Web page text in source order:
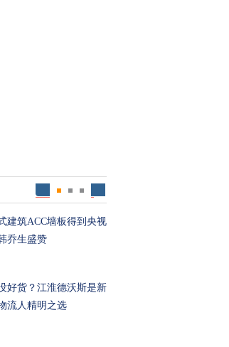
建筑ACC墙板得到央视
乔生盛赞
好货？江淮德沃斯是新
流人精明之选